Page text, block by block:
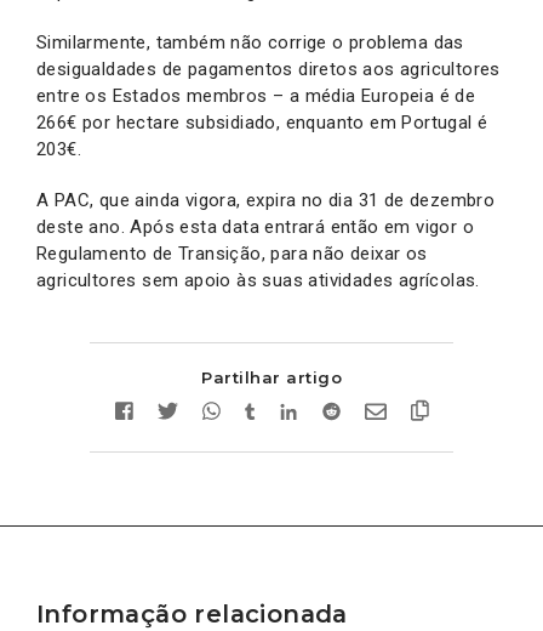
Similarmente, também não corrige o problema das
desigualdades de pagamentos diretos aos agricultores
entre os Estados membros – a média Europeia é de
266€ por hectare subsidiado, enquanto em Portugal é
203€.
A PAC, que ainda vigora, expira no dia 31 de dezembro
deste ano. Após esta data entrará então em vigor o
Regulamento de Transição, para não deixar os
agricultores sem apoio às suas atividades agrícolas.
Partilhar artigo
Informação relacionada